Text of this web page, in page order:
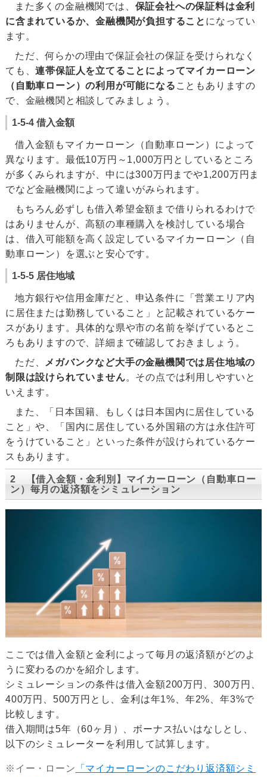
また多くの金融機関では、 保証会社への保証料は金利
に含まれているか、金融機関が負担すること になってい
ます。
ただ、何らかの理由で保証会社の保証を受けられなく
ても、連帯保証人を立てることによってマイカーローン
（自動車ローン）の利用が可能になる こともありますの
で、金融機関と相談してみましょう。
1-5-4 借入金額
借入金額もマイカーローン（自動車ローン）によって
異なります。最低10万円～1,000万円としているところ
が多くみられますが、中には300万円までや1,200万円ま
でなど金融機関によって違いがみられます。
もちろん必ずしも借入希望金額まで借りられるわけで
はありませんが、高額の車種購入を検討している場合
は、借入可能額を高く設定しているマイカーローン（自
動車ローン）を選ぶと安心です。
1-5-5 居住地域
地方銀行や信用金庫だと、申込条件に「営業エリア内
に居住または勤務していること」と記載されているケー
スがあります。具体的な県や市の名前を挙げているとこ
ろもありますので、詳細まで確認しておきましょう。
ただ、
メガバンクなど大手の金融機関では居住地域の
制限は設けられていません。その点では利用しやすいと
いえます。
また、「日本国籍、もしくは日本国内に居住している
こと」や、「国内に居住している外国籍の方は永住許可
をうけていること」といった条件が設けられているケー
スもあります。
2 【借入金額・金利別】マイカーローン（自動車ロー
ン）毎月の返済額をシミュレーション
ここでは借入金額と金利によって毎月の返済額がどのよ
うに変わるのかを紹介します。
シミュレーションの条件は借入金額200万円、300万円、
400万円、500万円とし、金利は年1%、年2%、年3%で
比較します。
借入期間は5年（60ヶ月）、ボーナス払いはなしとし、
以下のシミュレーターを利用して試算します。
※イー・ローン 「マイカーローンのこだわり返済額シミ